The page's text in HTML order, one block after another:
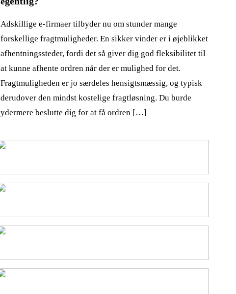
Adskillige e-firmaer tilbyder nu om stunder mange
forskellige fragtmuligheder. En sikker vinder er i øjeblikket
afhentningssteder, fordi det så giver dig god fleksibilitet til
at kunne afhente ordren når der er mulighed for det.
Fragtmuligheden er jo særdeles hensigtsmæssig, og typisk
derudover den mindst kostelige fragtløsning. Du burde
ydermere beslutte dig for at få ordren […]